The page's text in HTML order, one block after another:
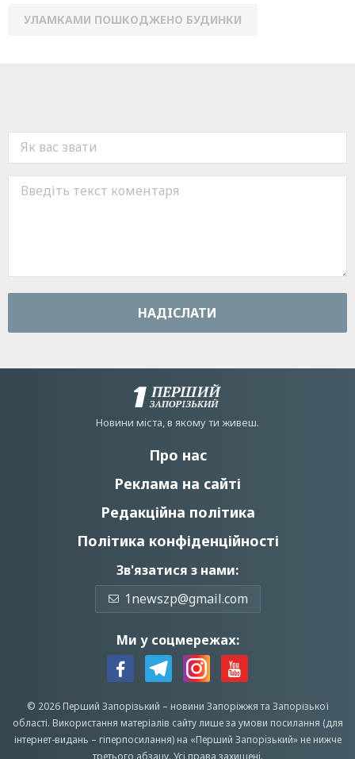
УЛАМКАМИ ПОШКОДЖЕНО БУДИНКИ
НАДIСЛАТИ
Новини мiста, в якому ти живеш.
Про нас
Реклама на сайті
Редакційна політика
Політика конфіденційності
Зв'язатися з нами:
1newszp@gmail.com
Ми у соцмережах:
© 2026 Перший Запорізький – новини Запоріжжята Запорізької
області. Використання матеріалів сайту лише за умови посилання (для
інтернет-видань – гіперпосилання) на «Перший Запорiзький» не нижче
третього абзацу. Усi права захищенi.